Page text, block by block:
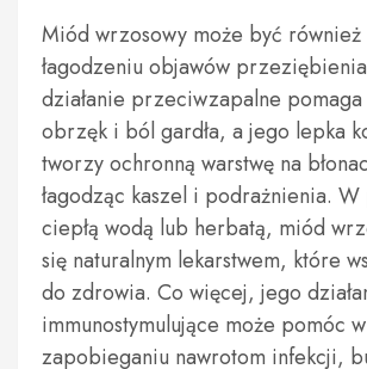
Miód wrzosowy może być
łagodzeniu objawów
działanie przeciwzapalne
obrzęk i ból gardła, a jego lepka
tworzy ochronną warstwę na
łagodząc kaszel i podrażnienia. W
ciepłą wodą lub herbatą, miód
się naturalnym lekarstwem, które
do zdrowia. Co więcej, jego
immunostymulujące może pomóc w
zapobieganiu nawrotom infekcji,